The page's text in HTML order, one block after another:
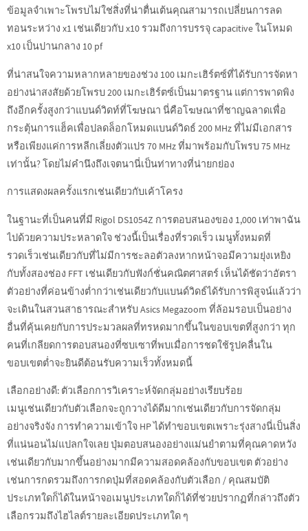
ข้อมูลจำเพาะโพรบไม่ใช่สิ่งที่น่าตื่นเต้นคุณสามารถเปลี่ยนการลด
ทอนระหว่าง x1 เช่นเดียวกับ x10 รวมถึงการบรรจุ capacitive ในโหมด
x10 เป็นปานกลาง 10 pf
ที่น่าสนใจความหลากหลายของช่วง 100 เมกะเฮิร์ตซ์ที่ได้รับการจัดหา
อย่างน่าสงสัยด้วยโพรบ 200 เมกะเฮิร์ตซ์เป็นมาตรฐาน แต่การพาดพิง
ถึงอีกครั้งสูงกว่าแบนด์วิดท์ที่โฆษณา นี่คือโฆษณาที่ชาญฉลาดเพื่อ
กระตุ้นการแฮ็คเพื่อปลดล็อกโหมดแบนด์วิดธ์ 200 MHz ที่ไม่มีเอกสาร
หรือเพียงแค่การหลีกเลี่ยงตัวแปร 70 MHz ที่มาพร้อมกับโพรบ 75 MHz
เท่านั้น? โดยไม่คำนึงถึงเจตนานี่เป็นท่าทางที่น่ายกย่อง
การแสดงผลครั้งแรกเช่นเดียวกับเค้าโครง
ในฐานะที่เป็นคนที่มี Rigol DS1054Z การตอบสนองของ 1,000 เท่าพาฉัน
ไปด้วยความประหลาดใจ ช่วงนี้เป็นเรื่องที่รวดเร็ว เมนูทั้งหมดที่
รวดเร็วเช่นเดียวกับที่ไม่มีการชะลอตัวลงหากหน้าจอมีความยุ่งเหยิง
กับทั้งสองช่อง FFT เช่นเดียวกับฟังก์ชั่นคณิตศาสตร์ เห็นได้ชัดว่าอัตรา
ตัวอย่างที่ค่อนข้างต่ำกว่าเช่นเดียวกับแบนด์วิดธ์ได้รับการพิสูจน์แล้วว่า
จะเดินในสวนสาธารณะสำหรับ Asics Megazoom ที่ล้อมรอบเป็นอย่าง
อื่นที่คุ้นเคยกับการประมวลผลที่ทรหดมากขึ้นในขอบเขตที่สูงกว่า ทุก
คนที่เกลียดการตอบสนองที่ซบเซาที่พบเมื่อการชดใช้รูปคลื่นใน
ขอบเขตต่ำจะยินดีต้อนรับความเร็วทั้งหมดนี้
เลือกอย่างดี: ตัวเลือกการวิเคราะห์จัดกลุ่มอย่างเรียบร้อย
เมนูเช่นเดียวกับตัวเลือกจะถูกวางได้ดีมากเช่นเดียวกับการจัดกลุ่ม
อย่างจริงจัง การทำความเข้าใจ HP ได้ทำขอบเขตเพราะรุ่งสางนี่เป็นสิ่ง
ที่แน่นอนไม่แปลกใจเลย ปุ่มตอบสนองอย่างแม่นยำตามที่คุณคาดหวัง
เช่นเดียวกับมากขึ้นอย่างมากมีความสอดคล้องกับขอบเขต ตัวอย่าง
เช่นการกดรวมถึงการกดปุ่มที่สอดคล้องกับตัวเลือก / คุณสมบัติ
ประเภทใดก็ได้ในหน้าจอเมนูประเภทใดก็ได้ที่ช่วยปรากฏที่กล่าวถึงตัว
เลือกรวมถึงไฮไลต์รายละเอียดประเภทใด ๆ